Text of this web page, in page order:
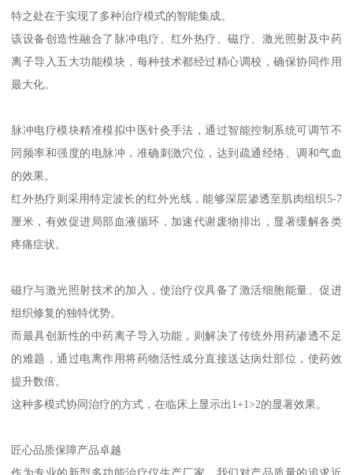
特之处在于实现了多种治疗模式的智能集成。
该设备创造性融合了脉冲电疗、红外热疗、磁疗、激光照射及中药
离子导入五大功能模块，每种技术都经过精心调校，确保协同作用
最大化。
脉冲电疗模块精准模拟中医针灸手法，通过智能控制系统可调节不
同频率和强度的电脉冲，准确刺激穴位，达到疏通经络、调和气血
的效果。
红外热疗则采用特定波长的红外光线，能够深层渗透至肌肉组织5-7
厘米，有效促进局部血液循环，加速代谢废物排出，显著缓解各类
疼痛症状。
磁疗与激光照射技术的加入，使治疗仪具备了激活细胞能量、促进
组织修复的独特优势。
而最具创新性的中药离子导入功能，则解决了传统外用药渗透不足
的难题，通过电离作用将药物活性成分直接送达病灶部位，使药效
提升数倍。
这种多模式协同治疗的方式，在临床上显示出1+1>2的显著效果。
匠心品质保障产品卓越
作为专业的新型多功能治疗仪生产厂家，我们对产品质量的追求近